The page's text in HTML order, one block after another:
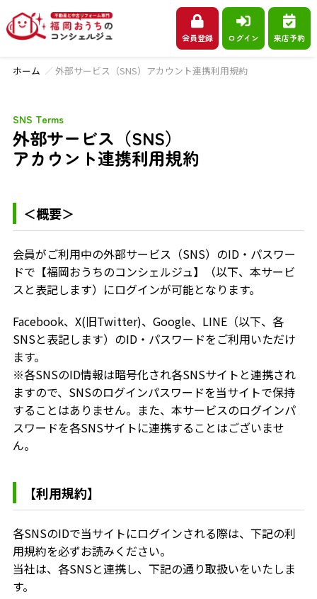
会員登録 ログイン 来店予約
ホーム 外部サービス（SNS）アカウント連携利用規約
外部サービス（SNS）
アカウント連携利用規約
SNS Terms
＜概要＞
会員がご利用中の外部サービス（SNS）のID・パスワー
ドで【福岡おうちのコンシェルジュ】（以下、本サービ
スと表記します）にログインが可能となります。
Facebook、X(旧Twitter)、Google、LINE（以下、各
SNSと表記します）のID・パスワードをご利用いただけ
ます。
※各SNSのID情報は暗号化され各SNSサイトと連携され
ますので、SNSのログインパスワードを当サイトで保持
することはありません。また、本サービスのログインパ
スワードを各SNSサイトに連携することはございませ
ん。
【利用規約】
各SNSのIDで当サイトにログインされる際は、下記の利
用規約を必ずお読みください。
当社は、各SNSと連携し、下記の通り取扱いをいたしま
す。